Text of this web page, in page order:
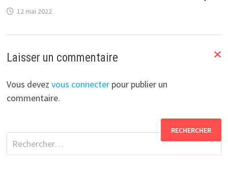
12 mai 2022
Laisser un commentaire
Vous devez vous connecterpour publier un
commentaire.